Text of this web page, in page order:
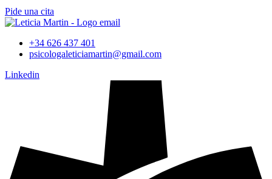
Pide una cita
+34 626 437 401
psicologaleticiamartin@gmail.com
Linkedin